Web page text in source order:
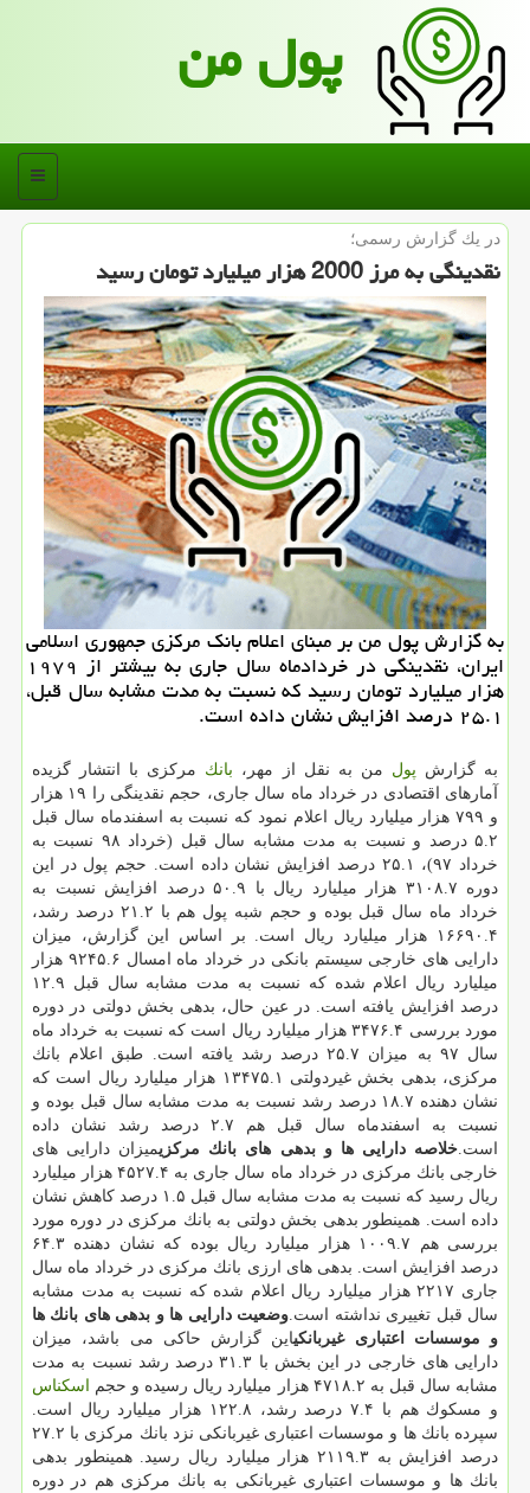
پول من
منو
در یك گزارش رسمی؛
نقدینگی به مرز 2000 هزار میلیارد تومان رسید
به گزارش پول من بر مبنای اعلام بانك مركزی جمهوری اسلامی
ایران، نقدینگی در خردادماه سال جاری به بیشتر از ۱۹۷۹
هزار میلیارد تومان رسید كه نسبت به مدت مشابه سال قبل،
۲۵.۱ درصد افزایش نشان داده است.
به گزارش پول من به نقل از مهر، بانك مركزی با انتشار گزیده
آمارهای اقتصادی در خرداد ماه سال جاری، حجم نقدینگی را ۱۹ هزار
و ۷۹۹ هزار میلیارد ریال اعلام نمود كه نسبت به اسفندماه سال قبل
۵.۲ درصد و نسبت به مدت مشابه سال قبل (خرداد ۹۸ نسبت به
خرداد ۹۷)، ۲۵.۱ درصد افزایش نشان داده است. حجم پول در این
دوره ۳۱۰۸.۷ هزار میلیارد ریال با ۵۰.۹ درصد افزایش نسبت به
خرداد ماه سال قبل بوده و حجم شبه پول هم با ۲۱.۲ درصد رشد،
۱۶۶۹۰.۴ هزار میلیارد ریال است. بر اساس این گزارش، میزان
دارایی های خارجی سیستم بانكی در خرداد ماه امسال ۹۲۴۵.۶ هزار
میلیارد ریال اعلام شده كه نسبت به مدت مشابه سال قبل ۱۲.۹
درصد افزایش یافته است. در عین حال، بدهی بخش دولتی در دوره
مورد بررسی ۳۴۷۶.۴ هزار میلیارد ریال است كه نسبت به خرداد ماه
سال ۹۷ به میزان ۲۵.۷ درصد رشد یافته است. طبق اعلام بانك
مركزی، بدهی بخش غیردولتی ۱۳۴۷۵.۱ هزار میلیارد ریال است كه
نشان دهنده ۱۸.۷ درصد رشد نسبت به مدت مشابه سال قبل بوده و
نسبت به اسفندماه سال قبل هم ۲.۷ درصد رشد نشان داده
است. خلاصه دارایی ها و بدهی های بانك مركزیمیزان دارایی های
خارجی بانك مركزی در خرداد ماه سال جاری به ۴۵۲۷.۴ هزار میلیارد
ریال رسید كه نسبت به مدت مشابه سال قبل ۱.۵ درصد كاهش نشان
داده است. همینطور بدهی بخش دولتی به بانك مركزی در دوره مورد
بررسی هم ۱۰۰۹.۷ هزار میلیارد ریال بوده كه نشان دهنده ۶۴.۳
درصد افزایش است. بدهی های ارزی بانك مركزی در خرداد ماه سال
جاری ۲۲۱۷ هزار میلیارد ریال اعلام شده كه نسبت به مدت مشابه
سال قبل تغییری نداشته است. وضعیت دارایی ها و بدهی های بانك ها
و موسسات اعتباری غیربانكیاین گزارش حاكی می باشد، میزان
دارایی های خارجی در این بخش با ۳۱.۳ درصد رشد نسبت به مدت
مشابه سال قبل به ۴۷۱۸.۲ هزار میلیارد ریال رسیده و حجم
اسكناس
و مسكوك هم با ۷.۴ درصد رشد، ۱۲۲.۸ هزار میلیارد ریال است.
سپرده بانك ها و موسسات اعتباری غیربانكی نزد بانك مركزی با ۲۷.۲
درصد افزایش به ۲۱۱۹.۳ هزار میلیارد ریال رسید. همینطور بدهی
بانك ها و موسسات اعتباری غیربانكی به بانك مركزی هم در دوره